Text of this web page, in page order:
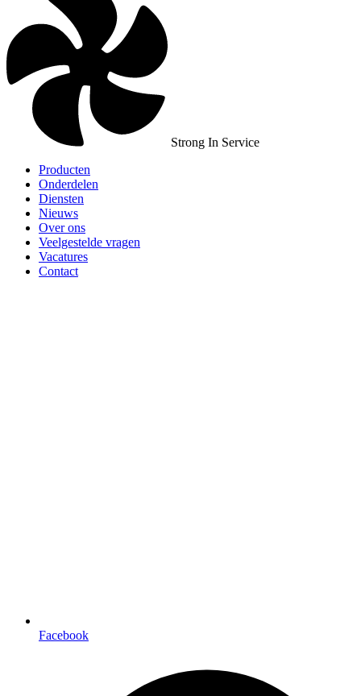
Strong In Service
Producten
Onderdelen
Diensten
Nieuws
Over ons
Veelgestelde vragen
Vacatures
Contact
Facebook